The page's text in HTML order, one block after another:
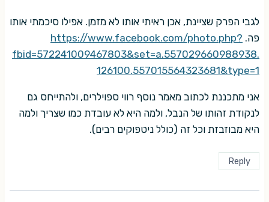
לגבי הפרק שציינת, אכן ראיתי אותו לא מזמן. אפילו סיכמתי אותו
פה. https://www.facebook.com/photo.php?
fbid=572241009467803&set=a.557029660988938.
126100.557015564323681&type=1
אני מתכננת לכתוב מאמר נוסף רווי ספוילרים, ולהתייחס גם
לנקודת זהותו של הנבל, ולמה היא לא עובדת כמו שצריך ולמה
היא מבוזבזת וכל זה (כולל ניטפוקים רבים).
Reply